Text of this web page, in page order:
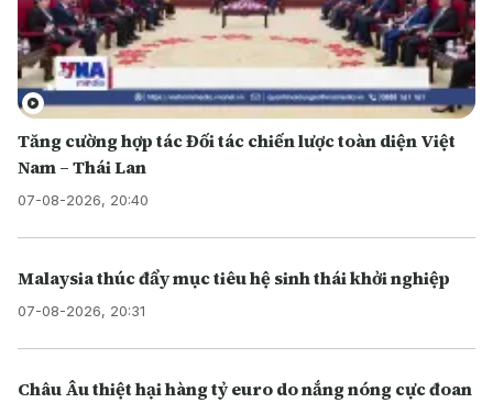
Tăng cường hợp tác Đối tác chiến lược toàn diện Việt
Nam – Thái Lan
07-08-2026, 20:40
Malaysia thúc đẩy mục tiêu hệ sinh thái khởi nghiệp
07-08-2026, 20:31
Châu Âu thiệt hại hàng tỷ euro do nắng nóng cực đoan